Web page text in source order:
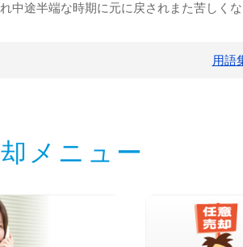
中途半端な時期に元に戻されまた苦しく
用語
メニュー